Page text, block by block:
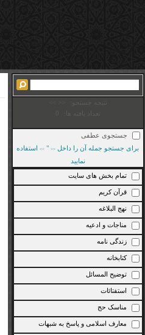
تعداد یافته ها:
جستجوی عطفی
برای جستجو جمله آن را داخل <<
"
>>استفاده
نمایید
تمام بخش های سایت
قرآن کریم
نهج البلاغه
مناجات و ادعیه
زندگی نامه
کتابخانه
توضیح المسائل
استفتائات
مناسک حج
معارف اسلامی و پاسخ به شبهات